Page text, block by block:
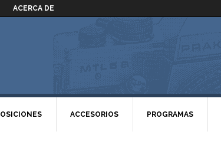
ACERCA DE
ACCESORIOS PROGRAMAS